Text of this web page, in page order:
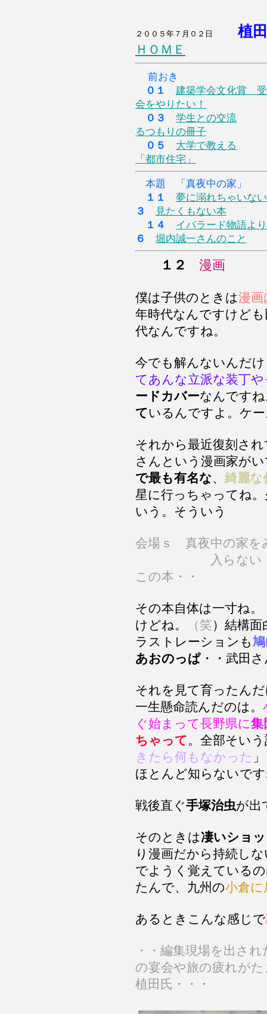
２００５年７月０２日 植
ＨＯＭＥ
前おき
０１
建築学会文化賞
会をやりたい！
０３
学生との交流
るつもりの冊子
０５
大学で教える
「都市住宅」
本題 「真夜中の家」
１１
夢に溺れちゃいな
３
見たくもない本
１４
イバラード物語より
６
堀内誠一さんのこと
１２ 漫画
僕は子供のときは漫
年時代なんですけど
代なんですね。
今でも解んないんだ
てあんな立派な装丁
ードカバーなんです
ているんですよ。ケ
それから最近復刻さ
さんという漫画家が
で最も有名な、 綺麗な
星に行っちゃってね
いう。そういう
会場ｓ 真夜中の家を
入らない・・
この本・・
その本自体は一寸ね
けどね。
（笑）結構
ラストレーションも
あおのっぱ ・・武田
それを見て育ったん
一生懸命読んだのは。
ぐ始まって長野県に集
ちゃって。全部そい
きたら何もなかった
ほとんど知らないで
戦後直ぐ手塚治虫が出
そのときは凄いショ
り漫画だから持続し
でようく覚えている
たんで、九州の小倉に
あるときこんな感じで
・・編集現場を出さ
の宴会や旅の疲れが
植田氏・・・